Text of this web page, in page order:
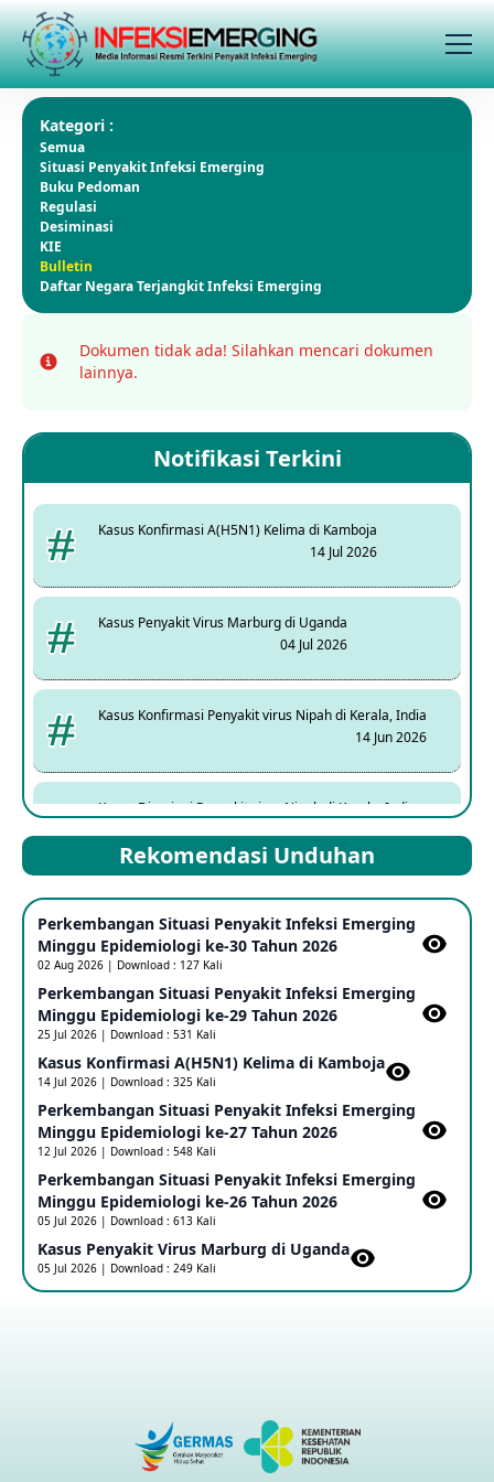
Kategori :
Semua
Situasi Penyakit Infeksi Emerging
Buku Pedoman
Regulasi
Desiminasi
KIE
Bulletin
Daftar Negara Terjangkit Infeksi Emerging
Info
Dokumen tidak ada! Silahkan mencari dokumen
lainnya.
Notifikasi Terkini
Kasus Konfirmasi A(H5N1) Kelima di Kamboja
14 Jul 2026
Kasus Penyakit Virus Marburg di Uganda
04 Jul 2026
Kasus Konfirmasi Penyakit virus Nipah di Kerala, India
14 Jun 2026
Kasus Dicurigai Penyakit virus Nipah di Kerala, India
Mpox Clade 1b di Taiwan
25 May 2026
Update Informasi PHEIC Penyakit Ebola
23 May 2026
Penetapan Outbreak Penyakit Ebola di RD Kongo dan
Uganda Sebagai PHEIC
17 May 2026
Outbreak Penyakti Ebola di RD Kongo
16 May 2026
Kasus Konfirmasi A(H5NN6) di Cina
Penyakit virus Hanta di Kapal Pesiar Keberangkatan
Rekomendasi Unduhan
Perkembangan Situasi Penyakit Infeksi Emerging
Minggu Epidemiologi ke-30 Tahun 2026
02 Aug 2026 | Download : 127 Kali
Perkembangan Situasi Penyakit Infeksi Emerging
Minggu Epidemiologi ke-29 Tahun 2026
25 Jul 2026 | Download : 531 Kali
Kasus Konfirmasi A(H5N1) Kelima di Kamboja​
14 Jul 2026 | Download : 325 Kali
Perkembangan Situasi Penyakit Infeksi Emerging
Minggu Epidemiologi ke-27 Tahun 2026
12 Jul 2026 | Download : 548 Kali
Perkembangan Situasi Penyakit Infeksi Emerging
Minggu Epidemiologi ke-26 Tahun 2026
05 Jul 2026 | Download : 613 Kali
Kasus Penyakit Virus Marburg di Uganda
05 Jul 2026 | Download : 249 Kali